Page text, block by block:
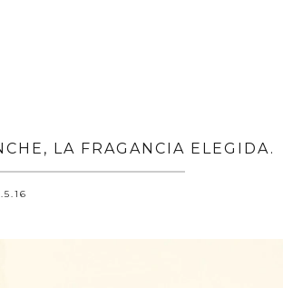
LA FRAGANCIA ELEGIDA.